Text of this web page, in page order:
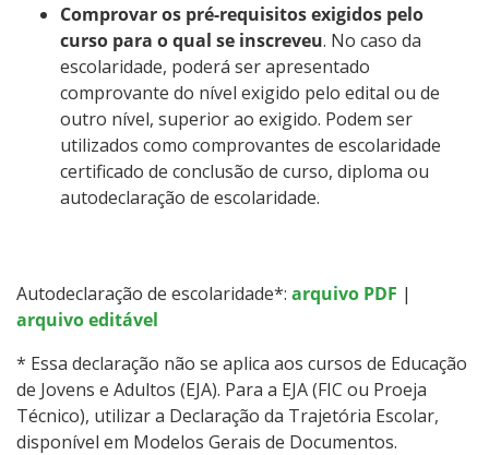
Comprovar os pré-requisitos exigidos pelo
curso para o qual se inscreveu. No caso da
escolaridade, poderá ser apresentado
comprovante do nível exigido pelo edital ou de
outro nível, superior ao exigido. Podem ser
utilizados como comprovantes de escolaridade
certificado de conclusão de curso, diploma ou
autodeclaração de escolaridade.
Autodeclaração de escolaridade*: arquivo PDF |
arquivo editável
* Essa declaração não se aplica aos cursos de Educação
de Jovens e Adultos (EJA). Para a EJA (FIC ou Proeja
Técnico), utilizar a Declaração da Trajetória Escolar,
disponível em Modelos Gerais de Documentos.